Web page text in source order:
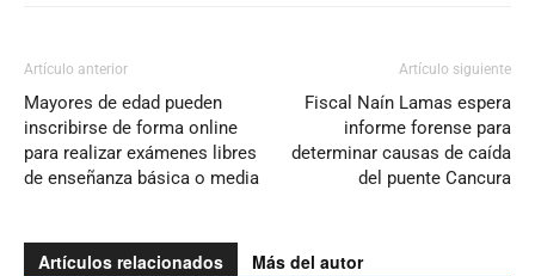
Artículo anterior
Mayores de edad pueden
inscribirse de forma online
para realizar exámenes libres
de enseñanza básica o media
Artículo siguiente
Fiscal Naín Lamas espera
informe forense para
determinar causas de caída
del puente Cancura
Artículos relacionados Más del autor